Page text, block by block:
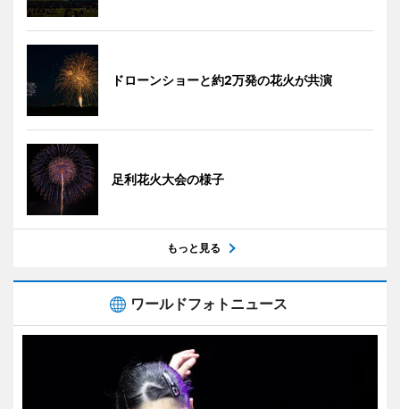
ドローンショーと約2万発の花火が共演
足利花火大会の様子
もっと見る
ワールドフォトニュース